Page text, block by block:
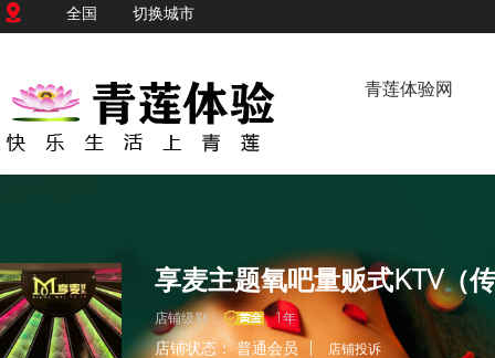
全国 切换城市
青莲体验网
店铺级别： 1年
店铺状态：普通会员 店铺投诉